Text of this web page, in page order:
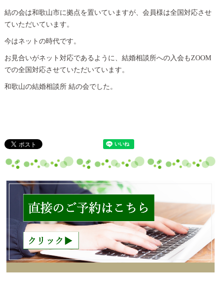
結の会は和歌山市に拠点を置いていますが、会員様は全国対応させ
ていただいています。
今はネットの時代です。
お見合いがネット対応であるように、結婚相談所への入会もZOOM
での全国対応させていただいています。
和歌山の結婚相談所 結の会でした。